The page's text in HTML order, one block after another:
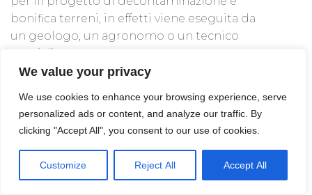
We value your privacy
We use cookies to enhance your browsing experience, serve
personalized ads or content, and analyze our traffic. By
clicking "Accept All", you consent to our use of cookies.
Customize Reject All Accept All
bonifica terreni, in effetti viene eseguita da
un geologo, un agronomo o un tecnico
Queste persone possono analizzare
campioni di suolo per determinare le sue
proprietà, come l’acidità, la composizione
biologica. Tali informazioni possono essere
utilizzate per fare scelte di gestione del